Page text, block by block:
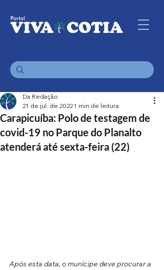
Carapicuíba: Polo de testagem de
covid-19 no Parque do Planalto
atenderá até sexta-feira (22)
Da Redação
21 de jul. de 2022 1 min de leitura
Após esta data, o munícipe deve procurar a